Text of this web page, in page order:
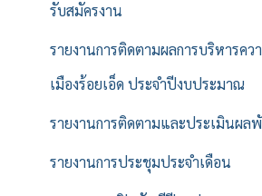
รับสมัครงาน
รายงานการติดตามผลการบริหารคว
เมืองร้อยเอ็ด ประจำปีงบประมาณ
รายงานการติดตามและประเมินผ
รายงานการประชุมประจำเดือน